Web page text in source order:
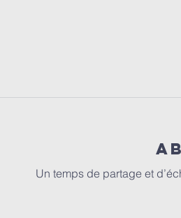
Un temps de partage et